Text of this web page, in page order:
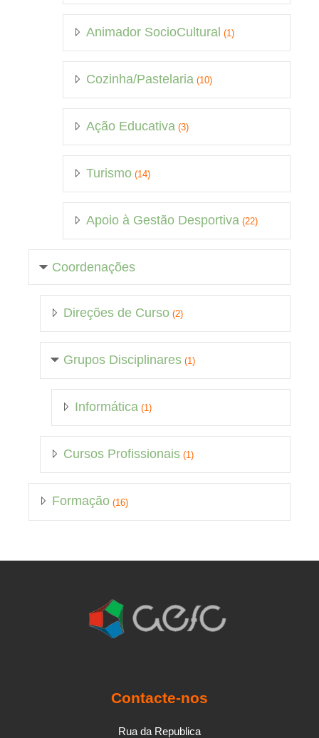
Animador SocioCultural (1)
Cozinha/Pastelaria (10)
Ação Educativa (3)
Turismo (14)
Apoio à Gestão Desportiva (22)
Coordenações
Direções de Curso (2)
Grupos Disciplinares (1)
Informática (1)
Cursos Profissionais (1)
Formação (16)
Contacte-nos
Rua da Republica